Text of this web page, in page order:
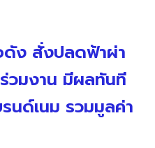
ดัง สั่งปลดฟ้าผ่า
วมงาน มีผลทันที
นด์เนม รวมมูลค่า